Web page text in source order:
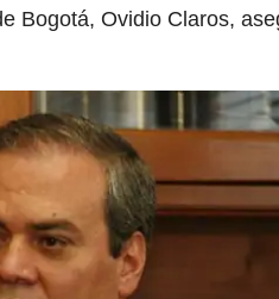
Bogotá, Ovidio Claros,